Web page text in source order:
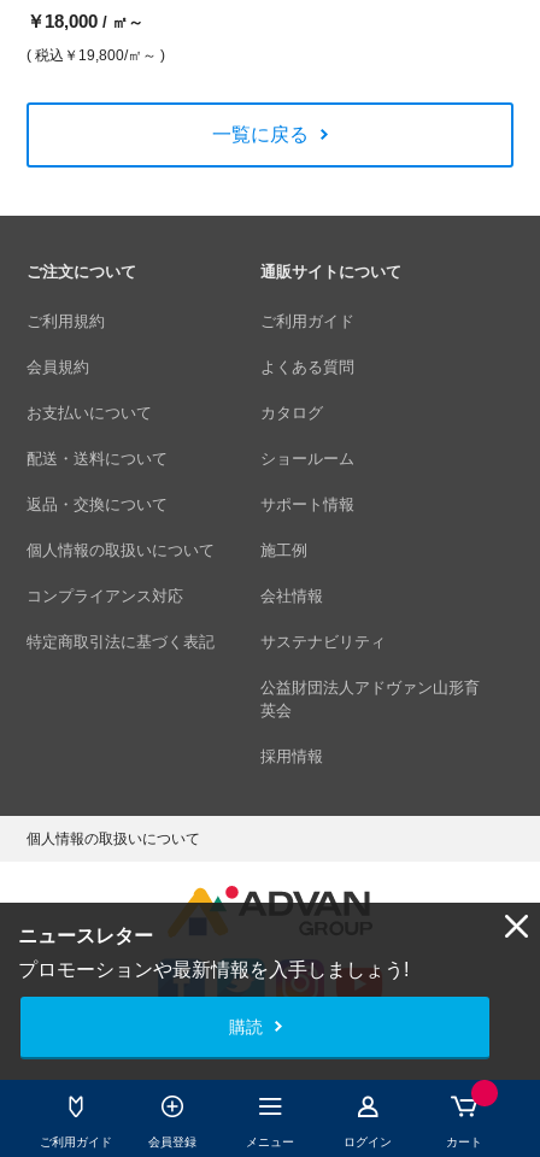
ご利用ガイド 会員登録 メニュー ログイン カート
ニュースレター
プロモーションや最新情報を入手しましょう!
購読
￥18,000/ ㎡～
( 税込 ￥19,800/㎡～ )
一覧に戻る
ご注文について
ご利用規約
会員規約
お支払いについて
配送・送料について
返品・交換について
個人情報の取扱いについて
コンプライアンス対応
特定商取引法に基づく表記
通販サイトについて
ご利用ガイド
よくある質問
カタログ
ショールーム
サポート情報
施工例
会社情報
サステナビリティ
公益財団法人アドヴァン山形育
英会
採用情報
個人情報の取扱いについて